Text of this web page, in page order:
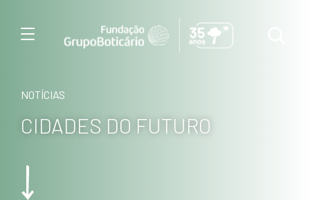
Menu
NOTÍCIAS
CIDADES DO FUTURO